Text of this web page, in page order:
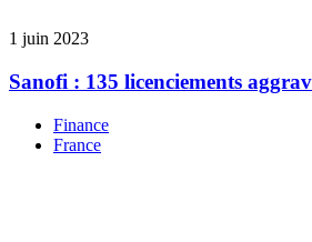
1 juin 2023
Sanofi : 135 licenciements
Finance
France